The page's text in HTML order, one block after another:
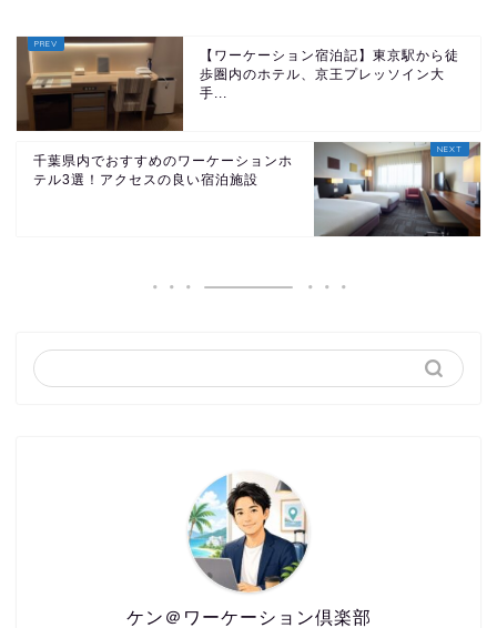
【ワーケーション宿泊記】東京駅から徒
歩圏内のホテル、京王プレッソイン大
手...
千葉県内でおすすめのワーケーションホ
テル3選！アクセスの良い宿泊施設
ケン＠ワーケーション倶楽部